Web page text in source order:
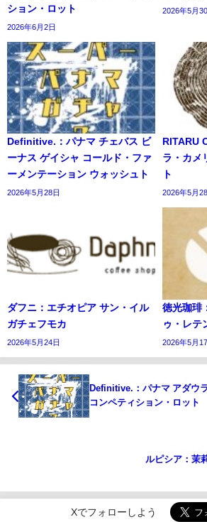
ション・ロット
2026年6月2日
2026年5月
Definitive.：パナマ チェバス ビ
ーナス ゲイシャ コールド・ファ
ーメンテーション ウォッシュト
2026年5月28日
RITARU
ラ・カメ
ト
2026年5月
ダフニ：エチオピア サン・イル
ガチェフモカ
2026年5月24日
徳光珈琲
ゥ・レテ
2026年5月
Definitive.：パナマ アダウ
コンペティション・ロット
ルピシア：茉
Xでフォローしよう